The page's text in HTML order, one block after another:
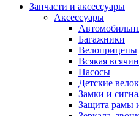
Запчасти и аксессуары
Аксессуары
Багажники
Велоприцепы
Всякая
Насосы
Детские
Замки и
Защита рамы